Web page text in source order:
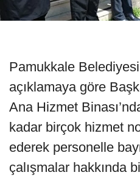
Pamukkale
açıklamaya göre
Ana Hizmet
kadar birçok hizmet
ederek personelle
çalışmalar hakkında